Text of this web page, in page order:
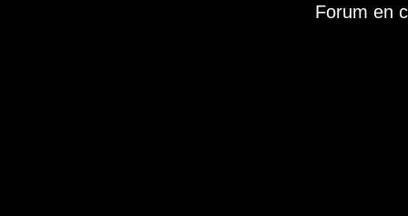
Forum en